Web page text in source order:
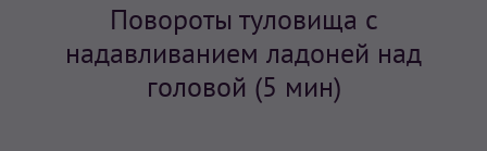
Повороты туловища с
надавливанием ладоней над
головой (5 мин)